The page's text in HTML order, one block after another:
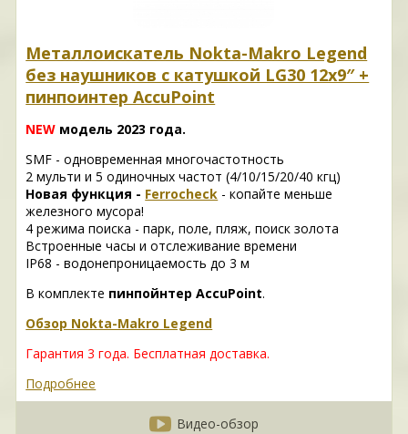
Металлоискатель Nokta-Makro Legend
без наушников с катушкой LG30 12x9″ +
пинпоинтер AccuPoint
NEW модель 2023 года.
SMF - одновременная многочастотность
2 мульти и 5 одиночных частот (4/10/15/20/40 кгц)
Новая функция - Ferrocheck - копайте меньше
железного мусора!
4 режима поиска - парк, поле, пляж, поиск золота
Встроенные часы и отслеживание времени
IP68 - водонепроницаемость до 3 м
В комплекте пинпойнтер AccuPoint.
Обзор Nokta-Makro Legend
Гарантия 3 года. Бесплатная доставка.
Подробнее
Видео-обзор